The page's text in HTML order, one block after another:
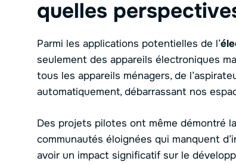
quelles
Parmi les applications potentielles de l’
seulement des appareils électroniques
tous les appareils ménagers, de
automatiquement, débarrassant nos
Des projets pilotes ont même démontré
communautés éloignées qui manquent
avoir un impact significatif sur le